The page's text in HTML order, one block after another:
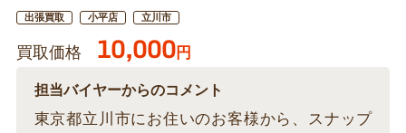
出張買取 小平店 立川市
買取価格 10,000円
担当バイヤーからのコメント
東京都立川市にお住いのお客様から、スナップ